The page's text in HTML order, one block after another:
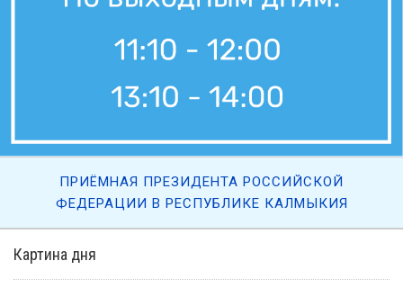
Картина дня
ПРИЁМНАЯ ПРЕЗИДЕНТА РОССИЙСКОЙ
ФЕДЕРАЦИИ В РЕСПУБЛИКЕ КАЛМЫКИЯ